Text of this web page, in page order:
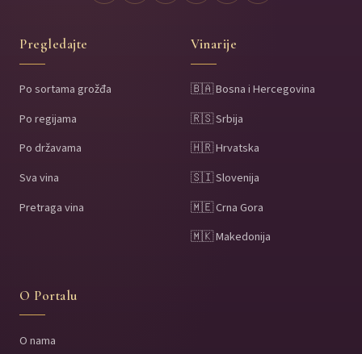
Pregledajte
Po sortama grožđa
Po regijama
Po državama
Sva vina
Pretraga vina
Vinarije
🇧🇦 Bosna i Hercegovina
🇷🇸 Srbija
🇭🇷 Hrvatska
🇸🇮 Slovenija
🇲🇪 Crna Gora
🇲🇰 Makedonija
O Portalu
O nama